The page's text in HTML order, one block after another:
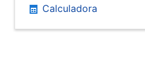
Calculadora